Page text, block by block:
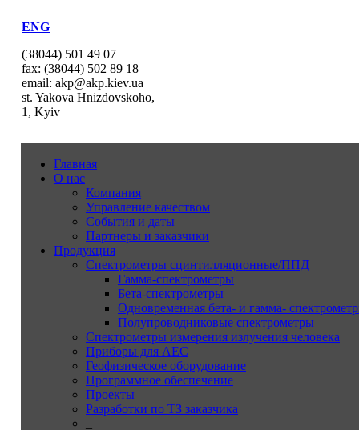
ENG
(38044) 501 49 07
fax: (38044) 502 89 18
email: akp@akp.kiev.ua
st. Yakova Hnizdovskoho,
1, Kyiv
Главная
О нас
Компания
Управление качеством
События и даты
Партнеры и заказчики
Продукция
Спектрометры сцинтилляционные/ППД
Гамма-спектрометры
Бета-спектрометры
Одновременная бета- и гамма-
Полупроводниковые спектрометры
Спектрометры измерения излучения человека
Приборы для АЕС
Геофизическое оборудование
Программное обеспечение
Проекты
Разработки по ТЗ заказчика